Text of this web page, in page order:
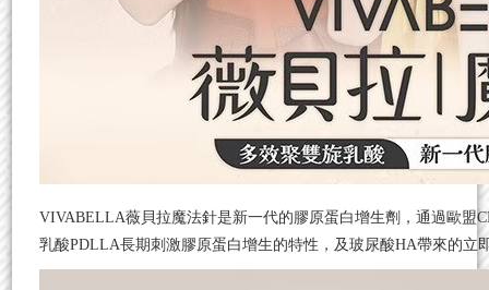
VIVABELLA薇貝拉魔法針是新一代的膠原蛋白增生劑，通過歐盟
乳酸PDLLA長期刺激膠原蛋白增生的特性，及玻尿酸HA帶來的